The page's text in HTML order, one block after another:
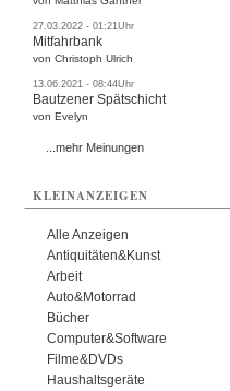
27.03.2022 - 01:21Uhr
Mitfahrbank
von Christoph Ulrich
13.06.2021 - 08:44Uhr
Bautzener Spätschicht
von Evelyn
...mehr Meinungen
KLEINANZEIGEN
Alle Anzeigen
Antiquitäten&Kunst
Arbeit
Auto&Motorrad
Bücher
Computer&Software
Filme&DVDs
Haushaltsgeräte